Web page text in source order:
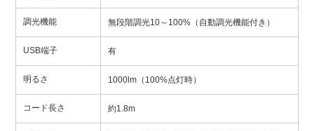
調光機能 無段階調光10～100%（自動調光機能付き）
USB端子 有
明るさ 1000lm（100%点灯時）
コード長さ 約1.8m